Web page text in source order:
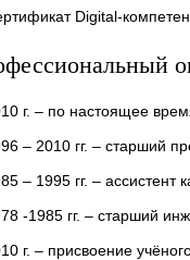
Digital-
г. – по настоящее
– 2010 гг. – старший
– 1995 гг. –
-1985 гг. – старший
г. – присвоение